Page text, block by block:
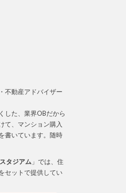
不動産アドバイザー
した、業界OBだから
て、マンション購入
書いています。随時
タジアム 」では、住
セットで提供してい